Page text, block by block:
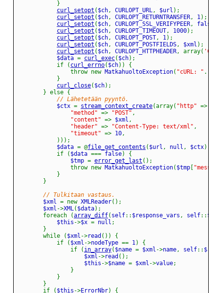
}
curl_setopt ( $ch, CURLOPT_URL, $url ) ;
curl_setopt ( $ch, CURLOPT_RETURNTRANSFER, 1) ;
curl_setopt ( $ch, CURLOPT_SSL_VERIFYPEER, false
curl_setopt ( $ch, CURLOPT_TIMEOUT, 1000) ;
curl_setopt ( $ch, CURLOPT_POST, 1) ;
curl_setopt ( $ch, CURLOPT_POSTFIELDS, $xml ) ;
curl_setopt ( $ch, CURLOPT_HTTPHEADER, array(
			$data
= curl_exec( $ch) ;
if
( curl_errno( $ch) )
{
throw new MatkahuoltoException( "cURL: " .
}
curl_close( $ch) ;
} else {
// Lähetetään pyyntö.
			$ctx
= stream_context_create(array( "http" =>
"method" => "POST" ,
"content" => $xml ,
"header" => "Content-Type: text/xml" ,
"timeout" => 10,
) ) ) ;
			$data
= @file_get_contents ( $url , null , $ctx)
if
( $data === false)
{
				$tmp
= error_get_last ( ) ;
throw new MatkahuoltoException( $tmp [
}
}
// Tulkitaan vastaus.
		$xml
= new XMLReader( ) ;
		$xml
->XML( $data) ;
foreach
(array_diff( self:: $response_vars , self::
			$this
->$x = null ;
}
while
( $xml ->read ( ) )
{
if
( $xml ->nodeType == 1)
{
if
( in_array( $name = $xml ->name, self::
					$xml
->read ( ) ;
					$this
->$name = $xml ->value;
}
}
}
if
( $this ->ErrorNbr) {